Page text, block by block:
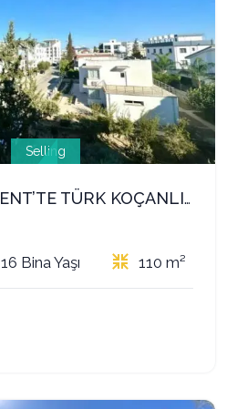
Selling
LEFKOŞA YENİKENT’TE TÜRK KOÇANLI 3+1 DAİRE – ACİL SATILIK
16 Bina Yaşı 110 m²